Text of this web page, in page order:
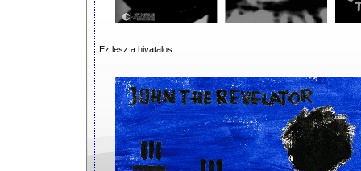
Ez lesz a hivatalos: